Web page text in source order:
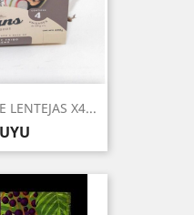
LENTEJAS X4...